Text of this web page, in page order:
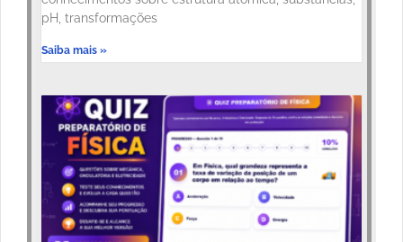
pH, transformações
Saiba mais »